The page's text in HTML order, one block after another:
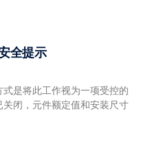
全提示
是将此工作视为一项受控的
闭，元件额定值和安装尺寸